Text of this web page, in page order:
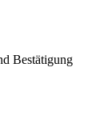
Bestätigung